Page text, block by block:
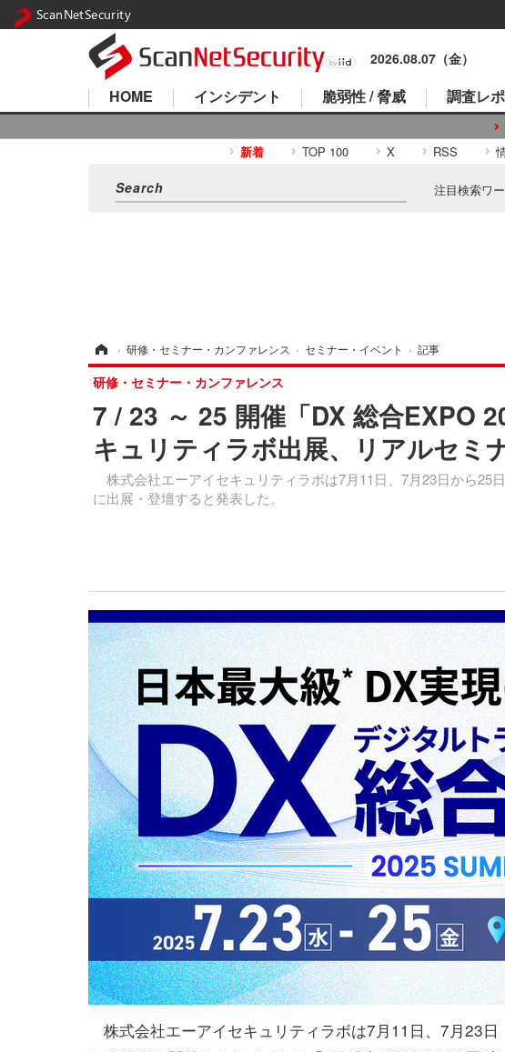
2026.08.07（金）
HOME インシデント 脆弱性 / 脅威 調査レ
新着 TOP 100 X RSS
注目検索ワ
› 研修・セミナー・カンファレンス › セミナー・イベント › 記事
7 / 23 ～ 25 開催「DX 総合EXPO
キュリティラボ出展、リアルセミ
株式会社エーアイセキュリティラボは7月11日、7月23日から25
に出展・登壇すると発表した。
研修・セミナー・カンファレンス
株式会社エーアイセキュリティラボは7月11日、7月23日
ScanNetSecurity